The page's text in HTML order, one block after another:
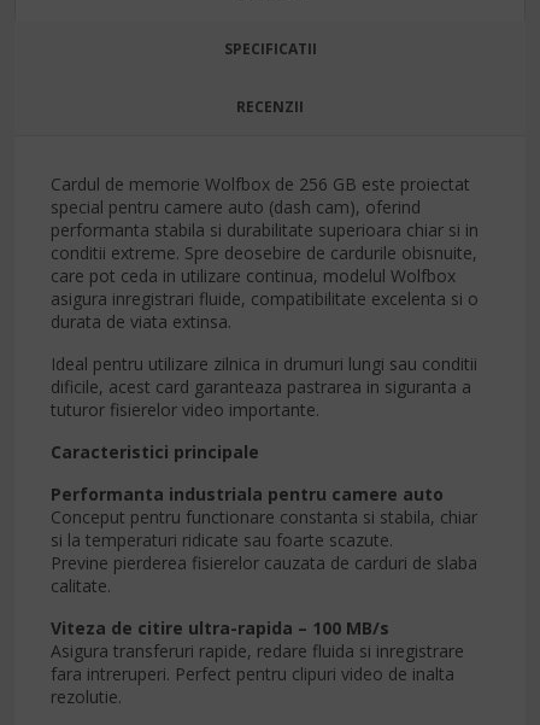
SPECIFICATII
RECENZII
Cardul de memorie Wolfbox de 256 GB este proiectat
special pentru camere auto (dash cam), oferind
performanta stabila si durabilitate superioara chiar si in
conditii extreme. Spre deosebire de cardurile obisnuite,
care pot ceda in utilizare continua, modelul Wolfbox
asigura inregistrari fluide, compatibilitate excelenta si o
durata de viata extinsa.
Ideal pentru utilizare zilnica in drumuri lungi sau conditii
dificile, acest card garanteaza pastrarea in siguranta a
tuturor fisierelor video importante.
Caracteristici principale
Performanta industriala pentru camere auto
Conceput pentru functionare constanta si stabila, chiar
si la temperaturi ridicate sau foarte scazute.
Previne pierderea fisierelor cauzata de carduri de slaba
calitate.
Viteza de citire ultra-rapida – 100 MB/s
Asigura transferuri rapide, redare fluida si inregistrare
fara intreruperi. Perfect pentru clipuri video de inalta
rezolutie.